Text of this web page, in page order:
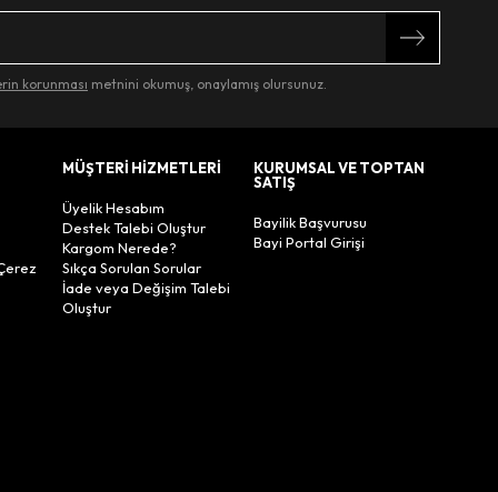
korunması metnini okumuş, onaylamış olursunuz.
MÜŞTERİ HİZMETLERİ
Üyelik Hesabım
Destek Talebi Oluştur
Kargom Nerede?
Sıkça Sorulan Sorular
İade veya Değişim Talebi
Oluştur
KURUMSAL VE TOPTAN
SATIŞ
Bayilik Başvurusu
Bayi Portal Girişi